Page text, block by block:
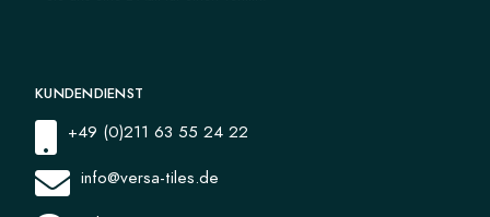
KUNDENDIENST
+49 (0)211 63 55 24 22
info@versa-tiles.de